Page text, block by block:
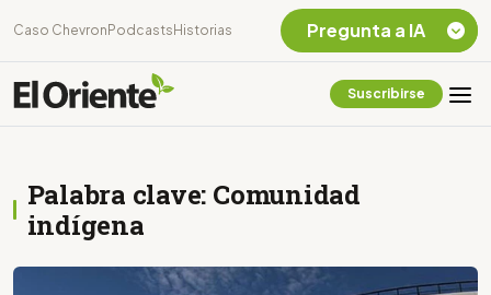
Caso Chevron Podcasts Historias
Suscribirse
Palabra clave: Comunidad
indígena
Pregunta a IA
Listar destinos
¿En que consiste la
tasa minera que rige en